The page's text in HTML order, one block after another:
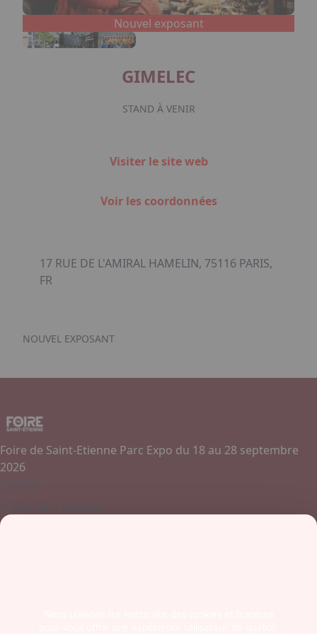
Nouvel exposant
GIMELEC
STAND À VENIR
Visiter le site web
Voir les coordonnées
17 RUE DE L'AMIRAL HAMELIN, 75116 PARIS,
FR
NOUVEL EXPOSANT
Foire de Saint-Etienne Parc Expo du 18 au 28 septembre
2026
Contactez-nous